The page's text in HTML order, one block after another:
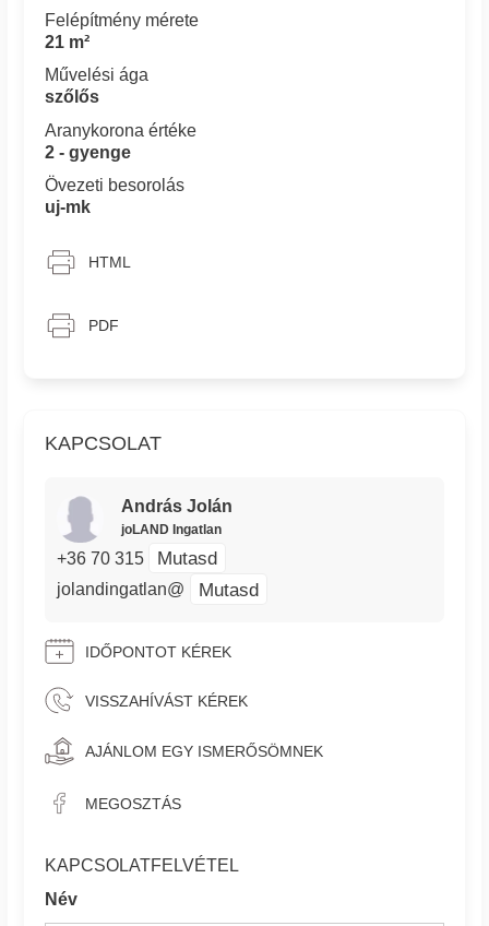
KAPCSOLAT
András Jolán
joLAND Ingatlan
+36 70 315 Mutasd
jolandingatlan@ Mutasd
IDŐPONTOT KÉREK
VISSZAHÍVÁST KÉREK
AJÁNLOM EGY ISMERŐSÖMNEK
MEGOSZTÁS
KAPCSOLATFELVÉTEL
Név
Felépítmény mérete
21 m²
Művelési ága
szőlős
Aranykorona értéke
2 - gyenge
Övezeti besorolás
uj-mk
HTML
PDF